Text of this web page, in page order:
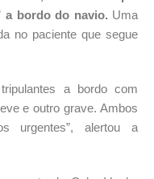
a bordo do navio. Uma
no paciente que segue
a bordo com
e outro grave. Ambos
urgentes”, alertou a